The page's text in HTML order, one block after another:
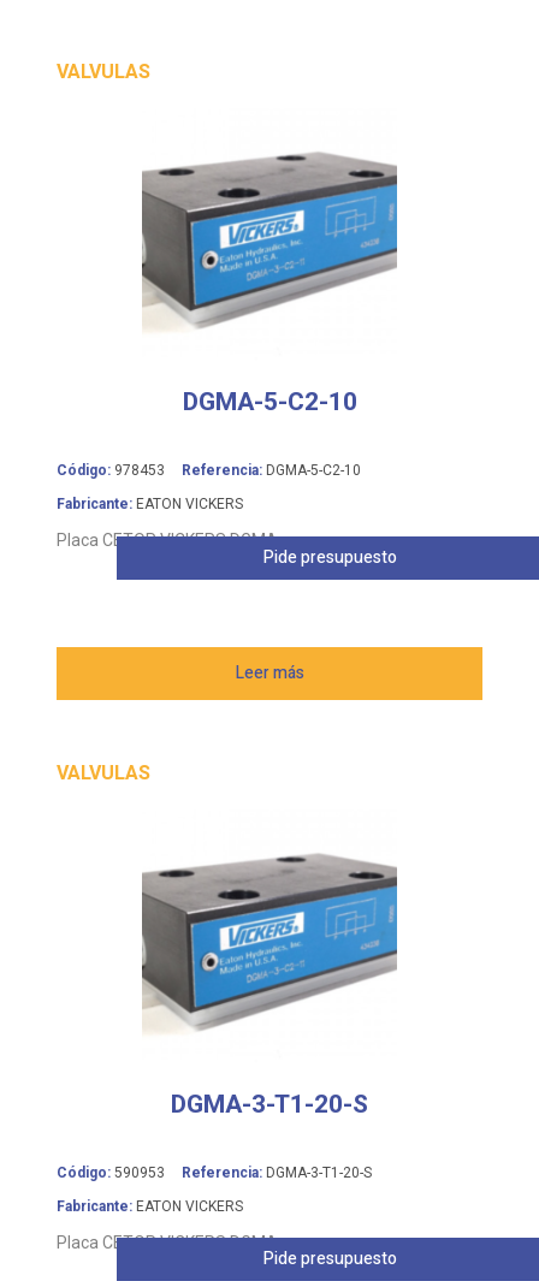
VALVULAS
DGMA-5-C2-10
Código: 978453 Referencia: DGMA-5-C2-10
Fabricante: EATON VICKERS
Placa CETOP VICKERS DGMA
Leer más
Pide presupuesto
VALVULAS
DGMA-3-T1-20-S
Código: 590953 Referencia: DGMA-3-T1-20-S
Fabricante: EATON VICKERS
Placa CETOP VICKERS DGMA
Pide presupuesto